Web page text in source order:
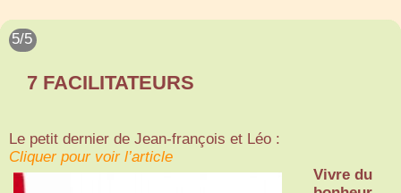
1/5
Coup de coeur pour le logo de la fête
de Attert, près
2/5
Eduquer un enfant
Pourtois,
3/5
PEDAGOGIE DU CHEF D’OEUVRE,
Une philosophie éducative, avant tout !
Cliquer pour voir l’article
4/5
EVALUER SANS NOTER, publié par le
Cliquer pour voir l’article
Né du
5/5
7 FACILITATEURS
Le petit dernier de Jean-françois et Léo :
Cliquer pour voir l’article
Vivre du